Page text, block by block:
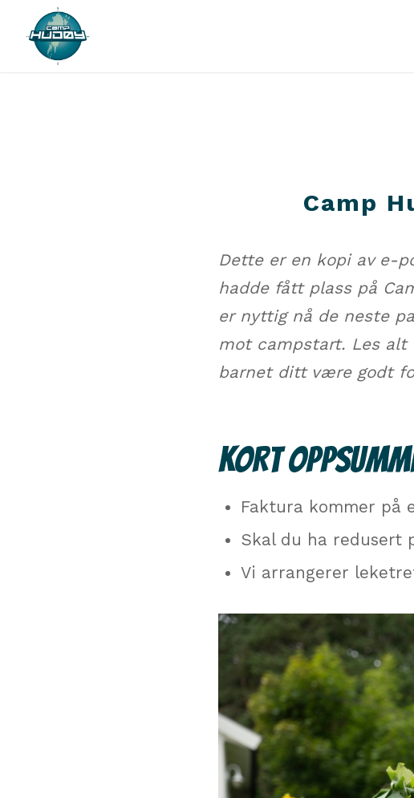
Camp
Dette er en kopi av e-
hadde fått plass på
er nyttig nå de neste
mot campstart. Les alt
barnet ditt være godt
KORT
Faktura kommer på
Skal du ha redusert
Vi arrangerer